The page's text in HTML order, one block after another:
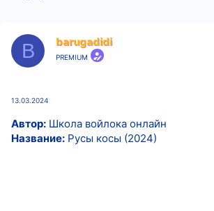
а
B barugadidi
PREMIUM
13.03.2024
Автор: Школа войлока онлайн
Название: Русы косы (2024)